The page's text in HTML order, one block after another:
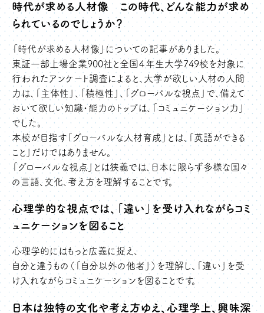
時代が求める人材像 この時代、どんな能力が求め
られているのでしょうか？
「時代が求める人材像」についての記事がありました。
東証一部上場企業900社と全国４年生大学749校を対象に
行われたアンケート調査によると、大学が欲しい人材の人間
力は、「主体性」、「積極性」、「グローバルな視点」で、備えて
おいて欲しい知識・能力のトップは、「コミュニケーション力」
でした。
本校が目指す「グローバルな人材育成」とは、「英語ができる
こと」だけではありません。
「グローバルな視点」とは狭義では、日本に限らず多様な国々
の言語、文化、考え方を理解することです。
心理学的な視点では、「違い」を受け入れながらコミ
ュニケーションを図ること
心理学的にはもっと広義に捉え、
自分と違うもの（「自分以外の他者」）を理解し、「違い」を受
け入れながらコミュニケーションを図ることです。
日本は独特の文化や考え方ゆえ、心理学上、興味深